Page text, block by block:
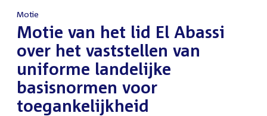
Motie
:Motie van het lid El Abassi
over het vaststellen van
uniforme landelijke
basisnormen voor
toegankelijkheid